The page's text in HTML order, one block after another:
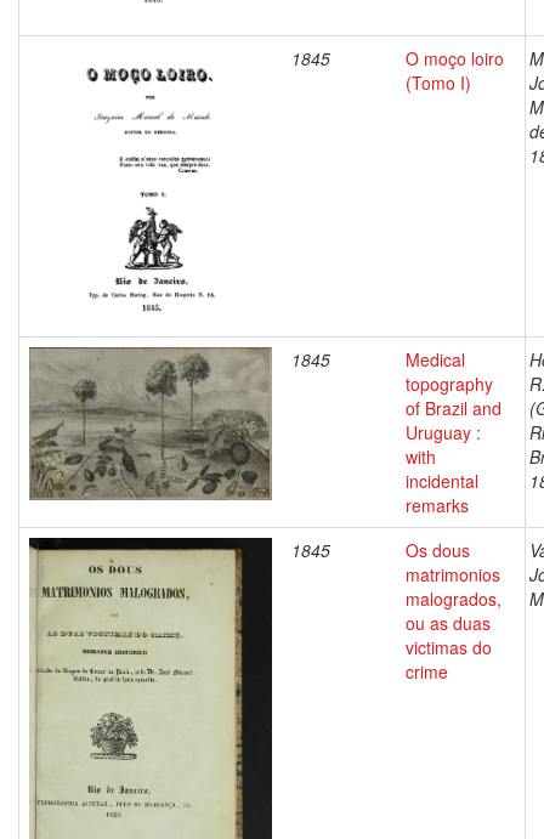
1845
O moço loiro
(Tomo I)
1845
Medical
topography
of Brazil and
Uruguay :
with
incidental
remarks
1845
Os dous
matrimonios
malogrados,
ou as duas
victimas do
crime